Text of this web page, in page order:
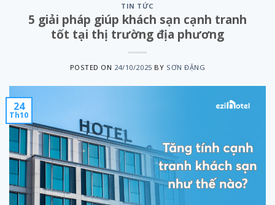
TIN TỨC
5 giải pháp giúp khách sạn cạnh tranh
tốt tại thị trường địa phương
POSTED ON 24/10/2025 BY SƠN ĐẶNG
24
Th10